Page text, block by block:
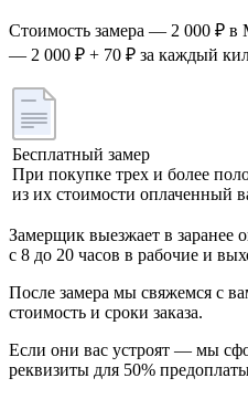
Стоимость замера — 2 000 ₽ в
— 2 000 ₽ + 70 ₽ за каждый
Бесплатный замер
При покупке трех и более
из их стоимости оплаченный
Замерщик выезжает в заранее
с 8 до 20 часов в рабочие и
После замера мы свяжемся с
стоимость и сроки заказа.
Если они вас устроят — мы
реквизиты для 50%